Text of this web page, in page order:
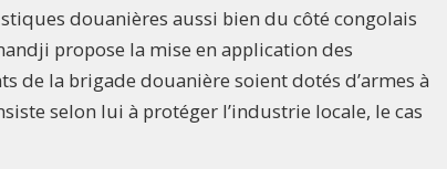
douanières aussi bien du côté congolais
propose la mise en application des
de la brigade douanière soient dotés d’armes à
selon lui à protéger l’industrie locale, le cas